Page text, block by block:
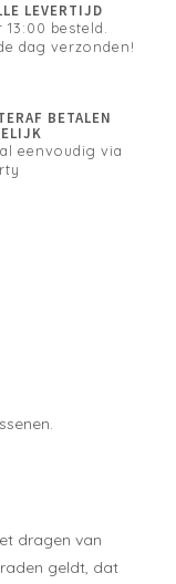
LEVERTIJD
13:00 besteld.
dag verzonden!
BETALEN
eenvoudig via
dragen van
geldt, dat